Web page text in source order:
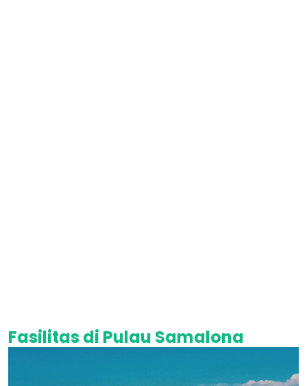
Fasilitas di Pulau Samalona